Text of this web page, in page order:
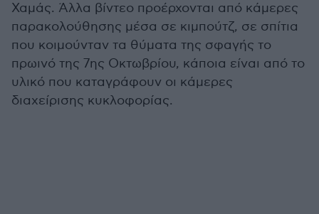
Χαμάς. Άλλα βίντεο προέρχονται από κάμερες
παρακολούθησης μέσα σε κιμπούτζ, σε σπίτια
που κοιμούνταν τα θύματα της σφαγής το
πρωινό της 7ης Οκτωβρίου, κάποια είναι από το
υλικό που καταγράφουν οι κάμερες
διαχείρισης κυκλοφορίας.